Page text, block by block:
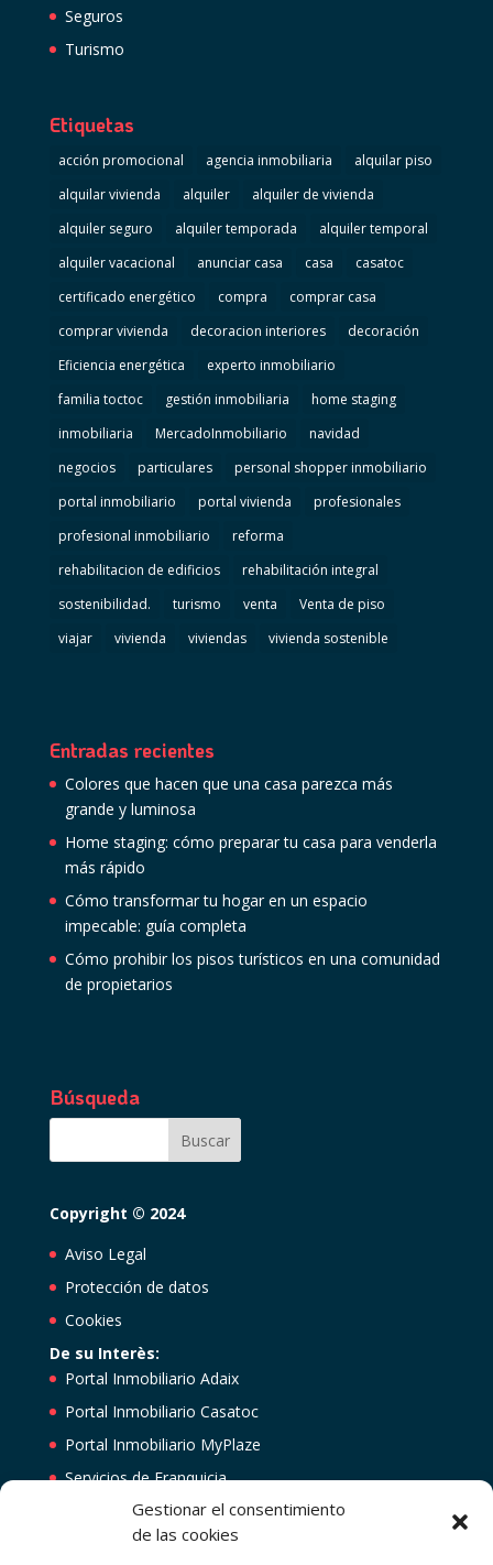
Gestionar el consentimiento
de las cookies
Seguros
Turismo
Etiquetas
acción promocional agencia inmobiliaria
alquilar piso
alquilar vivienda
alquiler
alquiler de vivienda
alquiler seguro
alquiler temporada
alquiler temporal
alquiler vacacional
anunciar casa casa
casatoc
certificado energético
compra
comprar casa
comprar vivienda
decoracion interiores
decoración
Eficiencia energética
experto inmobiliario
familia toctoc
gestión inmobiliaria
home staging
inmobiliaria
MercadoInmobiliario
navidad
negocios
particulares
personal shopper inmobiliario
portal inmobiliario
portal vivienda
profesionales
profesional inmobiliario
reforma
rehabilitacion de edificios
rehabilitación integral
sostenibilidad.
turismo venta
Venta de piso
viajar
vivienda viviendas vivienda sostenible
Entradas recientes
Colores que hacen que una casa parezca más
grande y luminosa
Home staging: cómo preparar tu casa para venderla
más rápido
Cómo transformar tu hogar en un espacio
impecable: guía completa
Cómo prohibir los pisos turísticos en una comunidad
de propietarios
Búsqueda
Copyright © 2024
Aviso Legal
Protección de datos
Cookies
De su Interès:
Portal Inmobiliario Adaix
Portal Inmobiliario Casatoc
Portal Inmobiliario MyPlaze
Servicios de Franquicia
Central de las Franquicias Inmobiliarias
Ser agente Inmobiliario